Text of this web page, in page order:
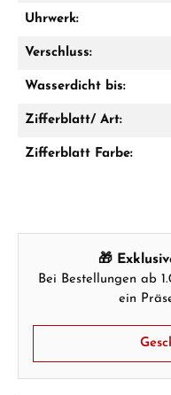
Uhrwerk:
Verschluss:
Wasserdicht bis:
Zifferblatt/ Art:
Zifferblatt Farbe:
🎁
Bei Bestellungen ab
ein